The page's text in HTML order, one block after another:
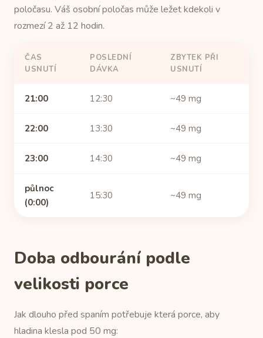
poločasu. Váš osobní poločas může ležet kdekoli v
rozmezí 2 až 12 hodin.
ČAS
USNUTÍ
POSLEDNÍ
DÁVKA
ZBYTEK PŘI
USNUTÍ
21:00 12:30 ~49 mg
22:00 13:30 ~49 mg
23:00 14:30 ~49 mg
půlnoc
(0:00)
15:30 ~49 mg
Doba odbourání podle
velikosti porce
Jak dlouho před spaním potřebuje která porce, aby
hladina klesla pod 50 mg: